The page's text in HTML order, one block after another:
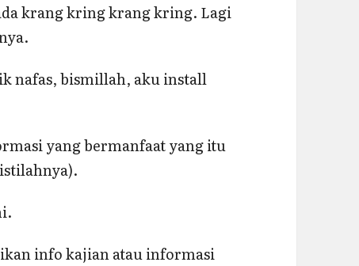
krang kring krang kring. Lagi
nafas, bismillah, aku install
yang bermanfaat yang itu
info kajian atau informasi